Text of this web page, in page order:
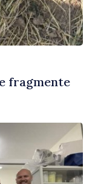
fragmente